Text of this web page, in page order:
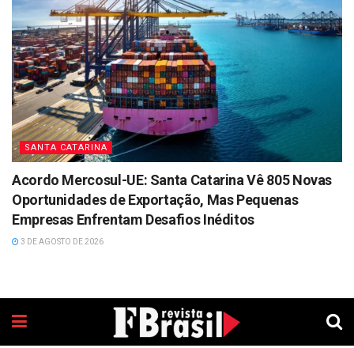
SANTA CATARINA
Acordo Mercosul-UE: Santa Catarina Vê 805 Novas
Oportunidades de Exportação, Mas Pequenas
Empresas Enfrentam Desafios Inéditos
3 DE AGOSTO DE 2026